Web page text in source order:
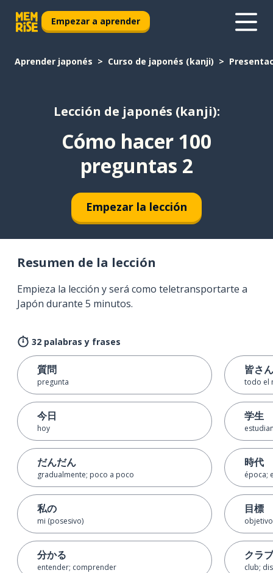
Empezar a aprender
Aprender japonés Curso de japonés (kanji)
Lección de japonés (kanji):
Cómo hacer 100
preguntas 2
Empezar la lección
Resumen de la lección
Empieza la lección y será como teletransportarte a
Japón durante 5 minutos.
32 palabras y frases
質問
pregunta
今日
hoy
だんだん
gradualmente; poco a poco
私の
mi (posesivo)
分かる
entender; comprender
皆さん
todo el
学生
時代
época;
目標
クラブ
club;